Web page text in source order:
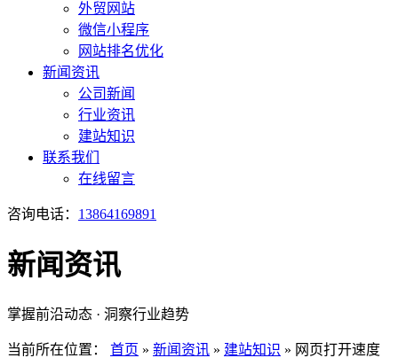
外贸网站
微信小程序
网站排名优化
新闻资讯
公司新闻
行业资讯
建站知识
联系我们
在线留言
咨询电话： 13864169891
新闻资讯
掌握前沿动态 · 洞察行业趋势
当前所在位置： 首页 » 新闻资讯 » 建站知识 » 网页打开速度